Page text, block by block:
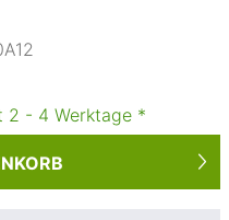
2 - 4 Werktage *